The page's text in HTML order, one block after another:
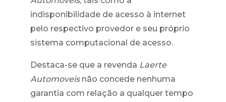
indisponibilidade de acesso à internet
pelo respectivo provedor e seu próprio
sistema computacional de acesso.
Destaca-se que a revenda Laerte
Automoveisnão concede nenhuma
garantia com relação a qualquer tempo